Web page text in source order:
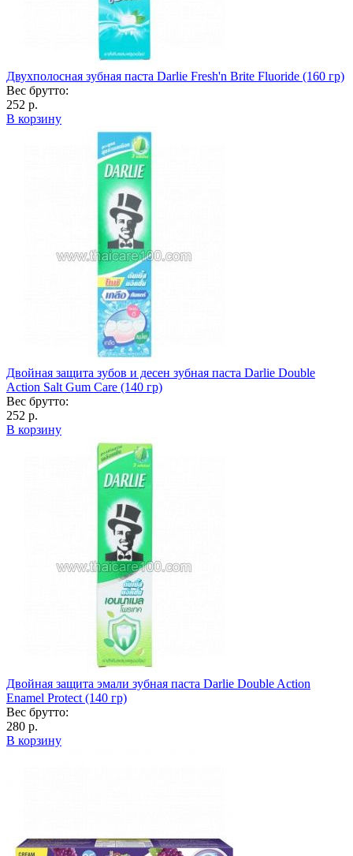
Двухполосная зубная паста Darlie Fresh'n Brite Fluoride (160 гр)
Вес брутто:
252 р.
В корзину
Двойная защита зубов и десен зубная паста Darlie Double
Action Salt Gum Care (140 гр)
Вес брутто:
252 р.
В корзину
Двойная защита эмали зубная паста Darlie Double Action
Enamel Protect (140 гр)
Вес брутто:
280 р.
В корзину